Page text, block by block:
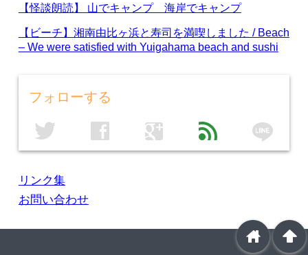
【怪談朗読】 山でキャンプ 海岸でキャンプ
【ビーチ】湘南由比ヶ浜と寿司を満喫しました / Beach
– We were satisfied with Yuigahama beach and sushi
フォローする
twitter facebook google feed line
リンク集
お問い合わせ
arrowup
home